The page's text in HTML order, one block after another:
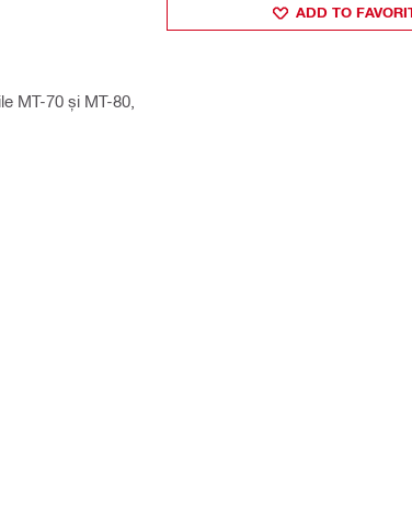
MT-70 și MT-80,
ADD TO